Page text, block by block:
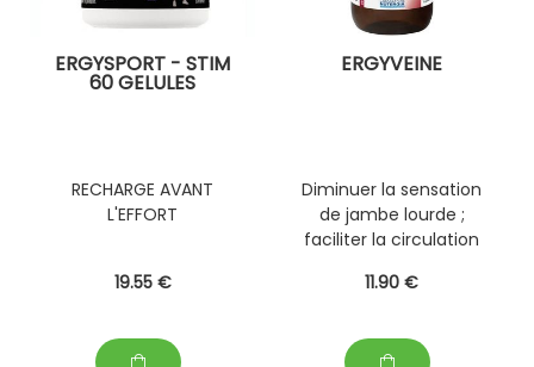
ERGYSPORT - STIM
60 GELULES
RECHARGE AVANT
L'EFFORT
19.55 €
ERGYVEINE
Diminuer la sensation
de jambe lourde ;
faciliter la circulation
11.90 €